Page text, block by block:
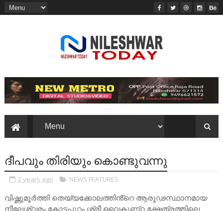
ദീപവും തിരിയും കൊണ്ടുവന്നു
2 years ago NEWS FEATURES
വിഷ്ണുമൂർത്തി തെയ്യക്കോലത്തിൻ്റെ ആരൂഢസ്ഥാനമായ
നീലേശ്വരം കോട്ടപ്പുറം ശ്രീ വൈകുണ്‌ഠ ക്ഷേത്രത്തിലെ